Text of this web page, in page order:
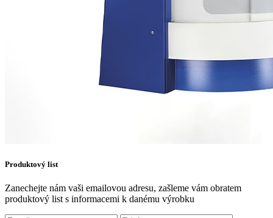
Produktový list
Zanechejte nám vaši emailovou adresu, zašleme vám obratem
produktový list s informacemi k danému výrobku